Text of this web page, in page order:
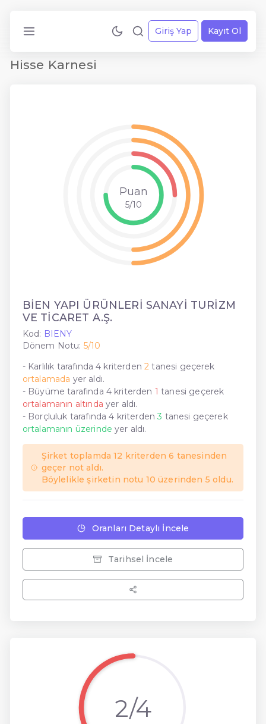
Giriş Yap Kayıt Ol
Hisse Karnesi
Puan
5/10
BİEN YAPI ÜRÜNLERİ SANAYİ TURİZM
VE TİCARET A.Ş.
Kod: BIENY
Dönem Notu: 5/10
- Karlılık tarafında 4 kriterden2tanesi geçerek
ortalamada yer aldı.
- Büyüme tarafında 4 kriterden 1tanesi geçerek
ortalamanın altında yer aldı.
- Borçluluk tarafında 4 kriterden3 tanesi geçerek
ortalamanın üzerindeyer aldı.
Şirket toplamda 12 kriterden 6 tanesinden
geçer not aldı.
Böylelikle şirketin notu 10 üzerinden 5 oldu.
Oranları Detaylı İncele
Tarihsel İncele
2/4